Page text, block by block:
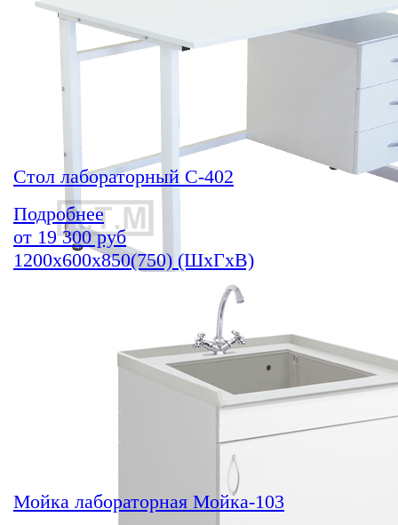
Стол лабораторный С-402
Подробнее
от 19 300руб
1200х600х850(750) (ШхГхВ)
Мойка лабораторная Мойка-103